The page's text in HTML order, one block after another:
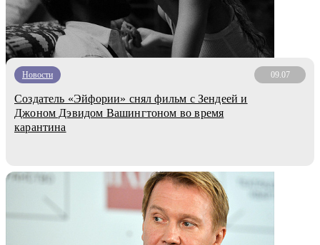
Новости 09.07
Создатель «Эйфории» снял фильм с Зендеей и
Джоном Дэвидом Вашингтоном во время
карантина